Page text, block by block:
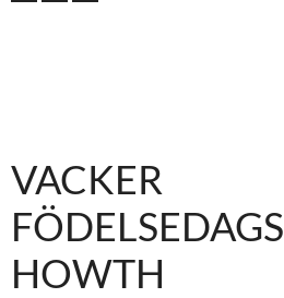
VACKER
HOWTH